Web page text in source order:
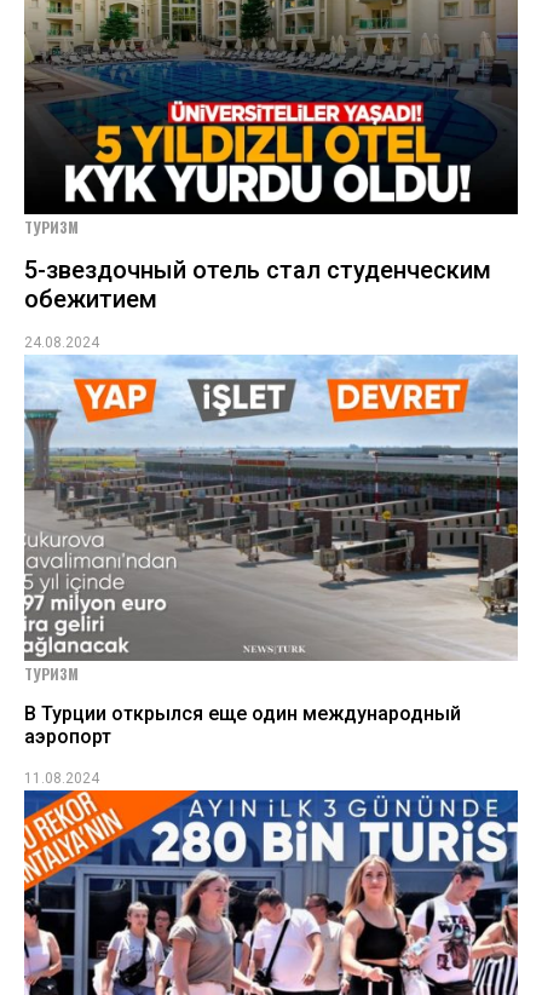
ТУРИЗМ
5-звездочный отель стал студенческим
обежитием
24.08.2024
ТУРИЗМ
В Турции открылся еще один международный
аэропорт
11.08.2024